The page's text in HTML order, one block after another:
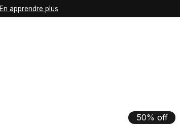
En apprendre plus
50% off